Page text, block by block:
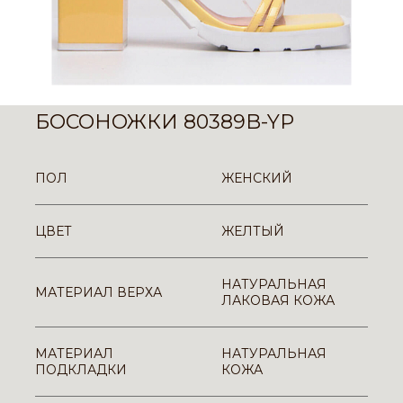
БОСОНОЖКИ 80389B-YP
ПОЛ ЖЕНСКИЙ
ЦВЕТ ЖЕЛТЫЙ
МАТЕРИАЛ ВЕРХА
НАТУРАЛЬНАЯ
ЛАКОВАЯ КОЖА
МАТЕРИАЛ
ПОДКЛАДКИ
НАТУРАЛЬНАЯ
КОЖА